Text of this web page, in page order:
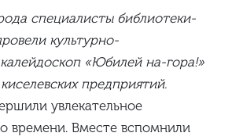
специалисты библиотеки-
культурно-
«Юбилей на-гора!»
предприятий.
увлекательное
времени. Вместе вспомнили